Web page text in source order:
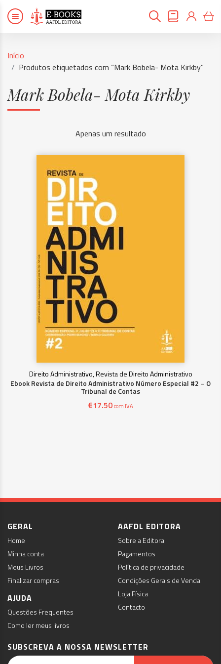
Início
Produtos etiquetados com “Mark Bobela- Mota Kirkby”
Mark Bobela- Mota Kirkby
Apenas um resultado
Direito Administrativo, Revista de Direito Administrativo
Ebook Revista de Direito Administrativo Número Especial #2 – O
Tribunal de Contas
€17.50com IVA
GERAL
Home
Minha conta
Meus Livros
Finalizar compras
AJUDA
Questões Frequentes
Como ler meus livros
AAFDL EDITORA
Sobre a Editora
Pagamentos
Política de privacidade
Condições Gerais de Venda
Loja Física
Contacto
SUBSCREVA A NOSSA NEWSLETTER